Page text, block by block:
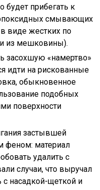
будет прибегать к
смывающих
виде жестких по
из мешковины).
засохшую «намертво»
идти на рискованные
обыкновенное
подобных
поверхности
застывшей
феном: материал
удалить с
случаи, что выручал
насадкой-щеткой и